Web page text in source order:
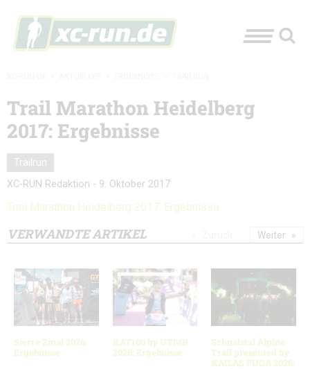
Trail Marathon Heidelberg
2017: Ergebnisse
Trailrun
XC-RUN Redaktion - 9. Oktober 2017
Trail Marathon Heidelberg 2017: Ergebnisse
VERWANDTE ARTIKEL
Sierre Zinal 2026:
Ergebnisse
KAT100 by UTMB
2026: Ergebnisse
Schnalstal Alpine
Trail presented by
KAILAS FUGA 2026:
Weiter